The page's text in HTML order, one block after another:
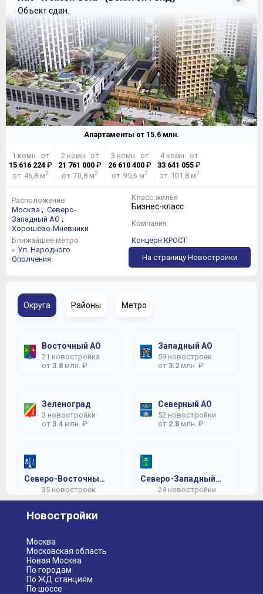
Объект сдан.
Апартаменты от 15.6 млн.
1 комн. от
15 616 224₽
от 46,8 м2
2 комн. от
21 761 000 ₽
от 70,8 м2
3 комн. от
26 610 400₽
от 95,6 м2
4 комн. от
33 641 055 ₽
от 101,8 м2
Расположение
Москва , Северо-
Западный АО ,
Хорошёво-Мневники
Ближайшее метро
Ул. Народного
Ополчения
Класс жилья
Бизнес-класс
Компания
Концерн КРОСТ
На страницу Новостройки
Округа Районы Метро
Восточный АО
21 новостройка
от 3.8 млн. ₽
Западный АО
59 новостроек
от3.2 млн. ₽
Зеленоград
3 новостройки
от 3.4 млн. ₽
Северный АО
52 новостройки
от 2.8 млн. ₽
Северо-Восточный АО
35 новостроек
от3млн. ₽
Северо-Западный АО
24 новостройки
от4.1млн. ₽
Центральный АО
от6.5
Новостройки
Москва
Московская область
Новая Москва
По городам
По ЖД станциям
По шоссе